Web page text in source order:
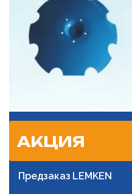
АКЦИЯ
Предзаказ LEMKEN